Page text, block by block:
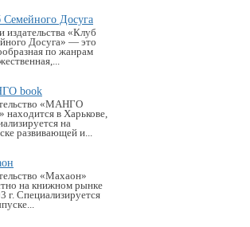
Семейного Досуга
издательства «Клуб
Досуга» — это
по жанрам
book
«MАНГО
находится в Харькове,
на
развивающей и...
«Махаон»
на книжном рынке
г. Специализируется